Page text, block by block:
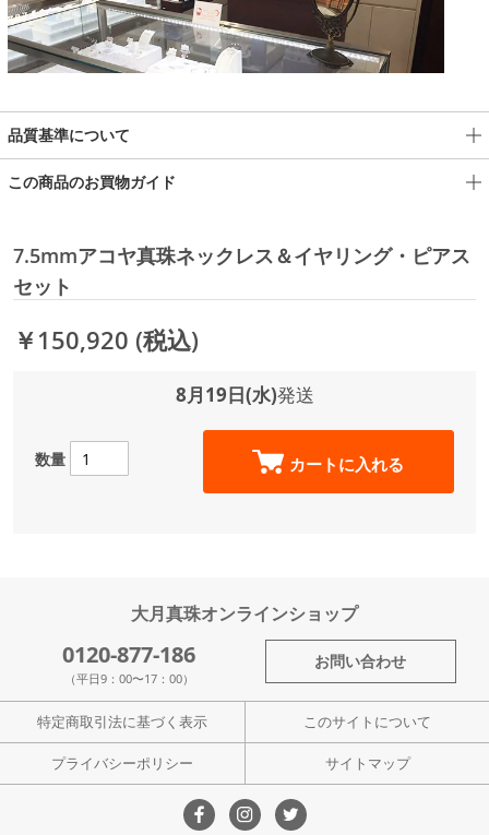
品質基準について
この商品のお買物ガイド
7.5mmアコヤ真珠ネックレス＆イヤリング・ピアス
セット
￥150,920 (税込)
8月19日(水)発送
数量 カートに入れる
大月真珠オンラインショップ
0120-877-186
（平日9：00〜17：00）
お問い合わせ
特定商取引法に基づく表示 このサイトについて
プライバシーポリシー サイトマップ